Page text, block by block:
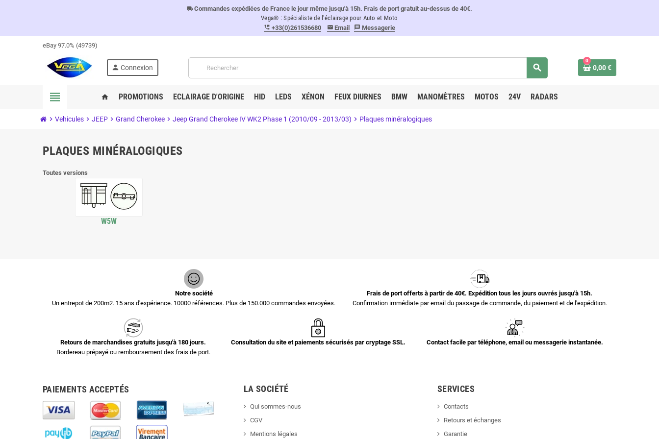
local_shippingCommandes expédiées de France le jour même jusqu'à 15h. Frais de port gratuit au-dessus de 40€.
Vega® : Spécialiste de l'éclairage pour Auto et Moto
perm_phone_msg +33(0)261536680 email Email message Messagerie
eBay 97.0% (49739)
person Connexion search
0
0,00 €
view_headline home PROMOTIONS ECLAIRAGE D'ORIGINE HID LEDS XÉNON FEUX DIURNES BMW MANOMÈTRES MOTOS 24V RADARS
chevron_right Vehicules chevron_right JEEP chevron_right Grand Cherokee chevron_right Jeep Grand Cherokee IV WK2 Phase 1 (2010/09 - 2013/03) chevron_right Plaques minéralogiques
PLAQUES MINÉRALOGIQUES
Toutes versions
W5W
Notre société
Un entrepot de 200m2. 15 ans d'expérience. 10000 références. Plus de 150.000 commandes envoyées.
Frais de port offerts à partir de 40€. Expédition tous les jours ouvrés jusqu'à 15h.
Confirmation immédiate par email du passage de commande, du paiement et de l'expédition.
Retours de marchandises gratuits jusqu'à 180 jours.
Bordereau prépayé ou remboursement des frais de port.
Consultation du site et paiements sécurisés par cryptage SSL. Contact facile par téléphone, email ou messagerie instantanée.
PAIEMENTS ACCEPTÉS LA SOCIÉTÉ
Qui sommes-nous
CGV
Mentions légales
SERVICES
Contacts
Retours et échanges
Garantie